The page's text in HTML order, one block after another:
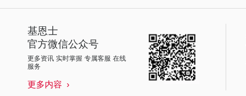
基恩士
官方微信公众号
更多资讯 实时掌握 专属客服 在线
服务
更多内容